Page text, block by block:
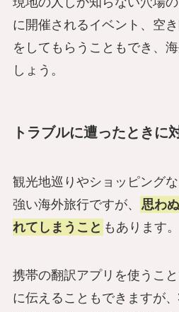
に開催されるイベント、空
をしてもらうこともでき、
しょう。
トラブルに遭ったときに
観光地巡りやショッピング
強い海外旅行ですが、
思わ
れてしまうこと もあります。
携帯の翻訳アプリを使うこ
に伝えることもできますが